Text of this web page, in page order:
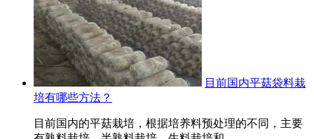
目前国内平菇袋料栽
培有哪些方法？
目前国内的平菇栽培，根据培养料预处理的不同，主要